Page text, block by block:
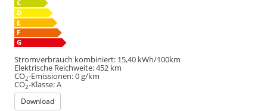
Stromverbrauch kombiniert: 15,40 kWh/100km
Elektrische Reichweite:452 km
CO2-Emissionen:0 g/km
CO2-Klasse:A
Download